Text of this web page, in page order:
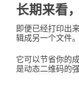
长期来看
即便已经打印出
辑成另一个文件。
它可以节省你的
是动态二维码的